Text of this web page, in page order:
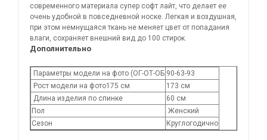
современного материала супер софт лайт, что делает ее
очень удобной в повседневной носке. Легкая и воздушная,
при этом немнущаяся ткань не меняет цвет от попадания
влаги, сохраняет внешний вид до 100 стирок.
Дополнительно
Параметры модели на фото (ОГ-ОТ-ОБ 90-63-93
Рост модели на фото175 см
173 см
Длина изделия по спинке
60 см
Пол
Женский
Сезон
Круглогодично